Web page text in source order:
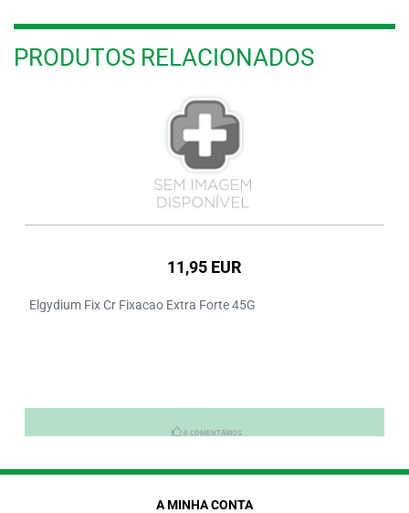
PRODUTOS RELACIONADOS
11,95 EUR
Elgydium Fix Cr Fixacao Extra Forte 45G
0 COMENTÁRIOS
A MINHA CONTA